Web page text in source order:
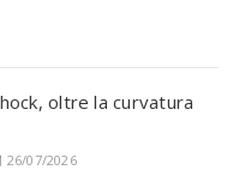
oltre la curvatura
26/07/2026